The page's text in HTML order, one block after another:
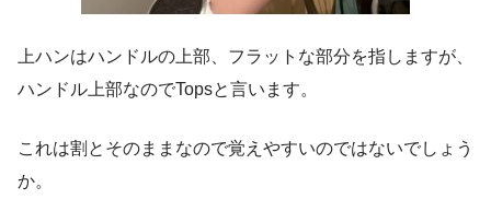
上ハンはハンドルの上部、フラットな部分を指しますが、
ハンドル上部なのでTopsと言います。
これは割とそのままなので覚えやすいのではないでしょう
か。